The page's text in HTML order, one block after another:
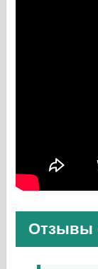
Отзывы